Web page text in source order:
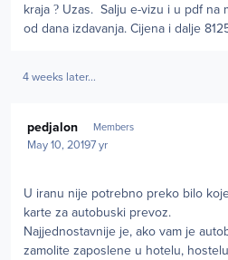
kraja ? Uzas. Salju e-vizu i u pdf na
od dana izdavanja. Cijena i dalje
4 weeks later...
pedjalon Members
May 10, 20197 yr
U iranu nije potrebno preko bilo
karte za autobuski prevoz.
Najjednostavnije je, ako vam je
zamolite zaposlene u hotelu,